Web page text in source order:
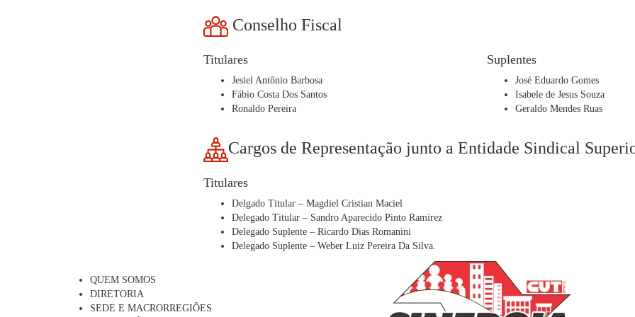
Conselho Fiscal
Titulares
Jesiel Antônio Barbosa
Fábio Costa Dos Santos
Ronaldo Pereira
Suplentes
José Eduardo Gomes
Isabele de Jesus Souza
Geraldo Mendes Ruas
Cargos de Representação junto a Entidade Sindical
Titulares
Delgado Titular – Magdiel Cristian Maciel
Delegado Titular – Sandro Aparecido Pinto Ramirez
Delegado Suplente – Ricardo Dias Romanini
Delegado Suplente – Weber Luiz Pereira Da Silva.
QUEM SOMOS
DIRETORIA
SEDE E MACRORREGIÕES